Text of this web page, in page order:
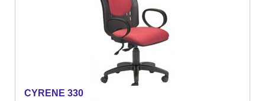
CYRENE 330